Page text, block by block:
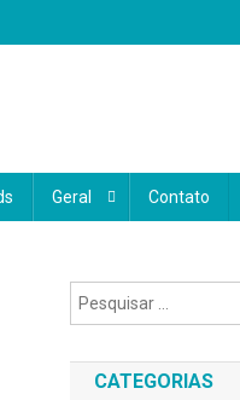
realmente importa,
Geral Contato
CATEGORIAS